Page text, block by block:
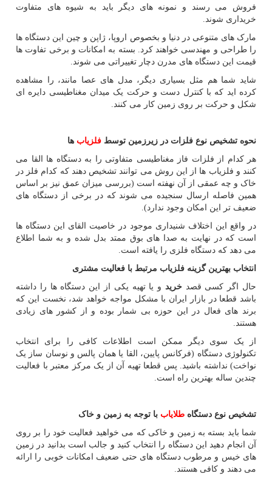
فروش می رسند و نمونه های دیگر باید به شیوه های متفاوت
خریداری شوند.
مارک های متنوعی در دنیا و بخصوص اروپا، ژاپن و چین این دستگاه ها
را طراحی و مهندسی خواهند کرد. بسته به امکانات و برخی تفاوت ها
قیمت این دستگاه های مدرن دچار تغییراتی می شوند.
شاید شما هم مثل بسیاری دیگر، مدل های عصا مانند، را مشاهده
کرده اید که با کنترل دست و حرکت یک میدان مغناطیسی دایره ای
شکل و حرکت بر روی زمین کار می کنند.
نحوه تشخیص نوع فلزات در زیرزمین توسط فلزیاب ها
هر کدام از فلزات فاز مغناطیسی متفاوتی را به دستگاه ها القا می
کنند و فلزیاب ها از این روش می توانند تشخیص دهند که کدام فلز در
خاک و چه عمقی از آن نهفته است (بررسی میزان عمق نیز بر اساس
همین فاصله ارسال سنجیده می شوند که در برخی از دستگاه های
ضعیف تر این امکان وجود ندارد).
در واقع این اختلاف شنیداری موجود در خاصیت القای این دستگاه ها
است که در نهایت به صدا های بوق ممتد بدل شده و به شما اطلاع
می دهد که دستگاه فلزی را یافته است.
انتخاب بهترین گزینه فلزیاب مرتبط با فعالیت مشتری
حال اگر کسی قصد خرید و یا تهیه یکی از این دستگاه ها را داشته
باشد قطعا در بازار ایران با مشکل مواجه خواهد شد، نخست این که
برند های فعال در این حوزه بی شمار بوده و از کشور های زیادی
هستند.
از یک سوی دیگر ممکن است اطلاعات کافی را برای انتخاب
تکنولوژی دستگاه (فرکانس پایین، القا یا همان پالس و نوسان ساز یک
نواخت) نداشته باشید. پس قطعا تهیه آن از یک مرکز معتبر با فعالیت
چندین ساله بهترین راه است.
تشخیص نوع دستگاه طلایاب با توجه به زمین و خاک
شما باید بسته به زمین و خاکی که می خواهید فعالیت خود را بر روی
آن انجام دهید این دستگاه را انتخاب کنید و جالب است بدانید در زمین
های خیس و مرطوب دستگاه های حتی ضعیف امکانات خوبی را ارائه
می دهند و کافی هستند.